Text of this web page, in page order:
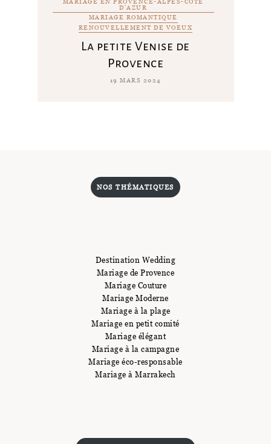
D'AZUR
MARIAGE ROMANTIQUE
RENOUVELLEMENT DE VOEUX
La petite Venise de
Provence
19 MARS 2024
NOS THÉMATIQUES
Destination Wedding
Mariage de Provence
Mariage Couture
Mariage Moderne
Mariage à la plage
Mariage en petit comité
Mariage élégant
Mariage à la campagne
Mariage éco-responsable
Mariage à Marrakech